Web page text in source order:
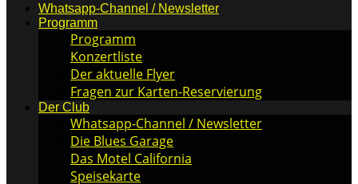
Whatsapp-Channel / Newsletter
Programm
Programm
Konzertliste
Der aktuelle Flyer
Fragen zur Karten-Reservierung
Der Club
Whatsapp-Channel / Newsletter
Die Blues Garage
Das Motel California
Speisekarte